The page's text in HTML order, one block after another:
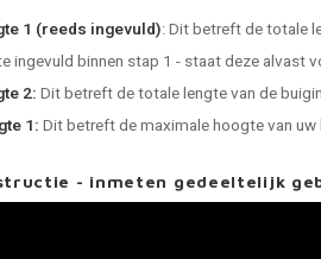
1 (reeds ingevuld): Dit betreft de totale
ingevuld binnen stap 1 - staat deze alvast
2: Dit betreft de totale lengte van de
1: Dit betreft de maximale hoogte van
- inmeten gedeeltelijk